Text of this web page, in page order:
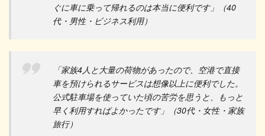
ぐに車に乗って帰れるのは本当に便利です」（40
代・男性・ビジネス利用）
「家族4人と大量の荷物があったので、空港で直接
車を預けられるサービスは想像以上に便利でした。
公式駐車場を使っていた頃の苦労を思うと、もっと
早く利用すればよかったです」（30代・女性・家族
旅行）